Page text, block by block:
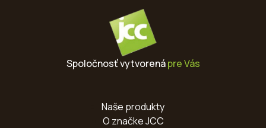
Spoločnosť vytvorenápre Vás
Naše produkty
O značke JCC